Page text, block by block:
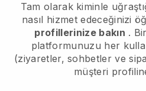
Tam olarak kiminle
nasıl hizmet edeceğinizi
profillerinize bakın .
platformunuzu her
(ziyaretler, sohbetler ve
müşteri